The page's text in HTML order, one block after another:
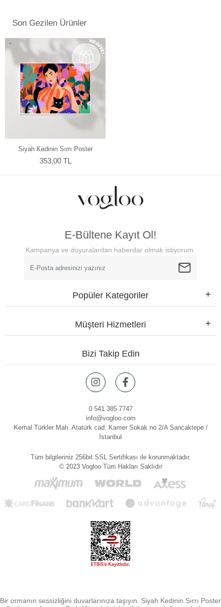
Son Gezilen Ürünler
Siyah Kedinin Sırrı Poster
353,00 TL
E-Bültene Kayıt Ol!
Kampanya ve duyuralardan haberdar olmak istiyorum.
Popüler Kategoriler
Müşteri Hizmetleri
Bizi Takip Edin
0 541 385 7747
info@vogloo.com
Kemal Türkler Mah. Atatürk cad. Kamer Sokak no 2/A Sancaktepe /
İstanbul
Tüm bilgileriniz 256bit SSL Sertifikası ile korunmaktadır.
© 2023 Vogloo Tüm Hakları Saklıdır
Bir ormanın sessizliğini duvarlarınıza taşıyın. Siyah Kedinin Sırrı Poster